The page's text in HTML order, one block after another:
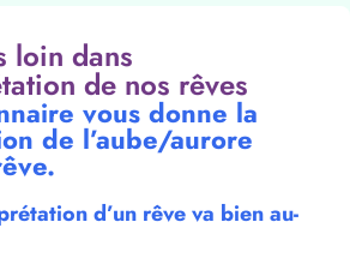
loin dans
de nos rêves
vous donne la
de l’aube/aurore
d’un rêve va bien au-